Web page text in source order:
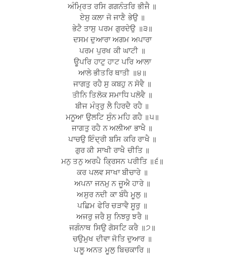
ਅੰਮ੍ਰਿਤ ਰਸਿ ਗਗਨੰਤਰਿ ਭੀਜੈ ॥
ਏਸੁ ਕਲਾ ਜੋ ਜਾਣੈ ਭੇਉ ॥
ਭੇਟੈ ਤਾਸੁ ਪਰਮ ਗੁਰਦੇਉ ॥੩॥
ਦਸਮ ਦੁਆਰਾ ਅਗਮ ਅਪਾਰਾ
ਪਰਮ ਪੁਰਖ ਕੀ ਘਾਟੀ ॥
ਊਪਰਿ ਹਾਟੁ ਹਾਟ ਪਰਿ ਆਲਾ
ਆਲੇ ਭੀਤਰਿ ਥਾਤੀ ॥੪॥
ਜਾਗਤੁ ਰਹੈ ਸੁ ਕਬਹੁ ਨ ਸੋਵੈ ॥
ਤੀਨਿ ਤਿਲੋਕ ਸਮਾਧਿ ਪਲੋਵੈ ॥
ਬੀਜ ਮੰਤ੍ਰੁ ਲੈ ਹਿਰਦੈ ਰਹੈ ॥
ਮਨੂਆ ਉਲਟਿ ਸੁੰਨ ਮਹਿ ਗਹੈ ॥੫॥
ਜਾਗਤੁ ਰਹੈ ਨ ਅਲੀਆ ਭਾਖੈ ॥
ਪਾਚਉ ਇੰਦ੍ਰੀ ਬਸਿ ਕਰਿ ਰਾਖੈ ॥
ਗੁਰ ਕੀ ਸਾਖੀ ਰਾਖੈ ਚੀਤਿ ॥
ਮਨੁ ਤਨੁ ਅਰਪੈ ਕ੍ਰਿਸਨ ਪਰੀਤਿ ॥੬॥
ਕਰ ਪਲਵ ਸਾਖਾ ਬੀਚਾਰੇ ॥
ਅਪਨਾ ਜਨਮੁ ਨ ਜੂਐ ਹਾਰੇ ॥
ਅਸੁਰ ਨਦੀ ਕਾ ਬੰਧੈ ਮੂਲੁ ॥
ਪਛਿਮ ਫੇਰਿ ਚੜਾਵੈ ਸੂਰੁ ॥
ਅਜਰੁ ਜਰੈ ਸੁ ਨਿਝਰੁ ਝਰੈ ॥
ਜਗੰਨਾਥ ਸਿਉ ਗੋਸਟਿ ਕਰੈ ॥੭॥
ਚਉਮੁਖ ਦੀਵਾ ਜੋਤਿ ਦੁਆਰ ॥
ਪਲੂ ਅਨਤ ਮੂਲੁ ਬਿਚਕਾਰਿ ॥